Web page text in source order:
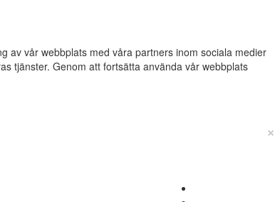
av vår webbplats med våra partners inom sociala medier
tjänster. Genom att fortsätta använda vår webbplats
×